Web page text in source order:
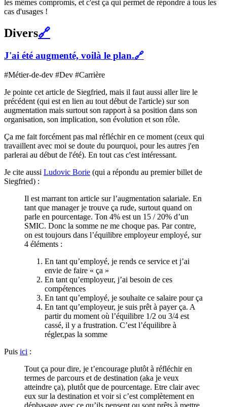
les mêmes compromis, et c'est ça qui permet de répondre à tous les
cas d'usages !
Divers🔗
J'ai été augmenté, voilà le plan.🔗
#Métier-de-dev #Dev #Carrière
Je pointe cet article de Siegfried, mais il faut aussi aller lire le
précédent (qui est en lien au tout début de l'article) sur son
augmentation mais surtout son rapport à sa position dans son
organisation, son implication, son évolution et son rôle.
Ça me fait forcément pas mal réfléchir en ce moment (ceux qui
travaillent avec moi se doute du pourquoi, pour les autres j'en
parlerai au début de l'été). En tout cas c'est intéressant.
Je cite aussi Ludovic Borie (qui a répondu au premier billet de
Siegfried) :
Il est marrant ton article sur l’augmentation salariale. En
tant que manager je trouve ça rude, surtout quand on
parle en pourcentage. Ton 4% est un 15 / 20% d’un
SMIC. Donc la somme ne me choque pas. Par contre,
on est toujours dans l’équilibre employeur employé, sur
4 éléments :
En tant qu’employé, je rends ce service et j’ai
envie de faire « ça »
En tant qu’employeur, j’ai besoin de ces
compétences
En tant qu’employé, je souhaite ce salaire pour ça
En tant qu’employeur, je suis prêt à payer ça. A
partir du moment où l’équilibre 1/2 ou 3/4 est
cassé, il y a frustration. C’est l’équilibre à
régler,pas la somme
Puis ici :
Tout ça pour dire, je t’encourage plutôt à réfléchir en
termes de parcours et de destination (aka je veux
atteindre ça), plutôt que de pourcentage. Etre clair avec
eux sur la destination et voir si c’est complètement en